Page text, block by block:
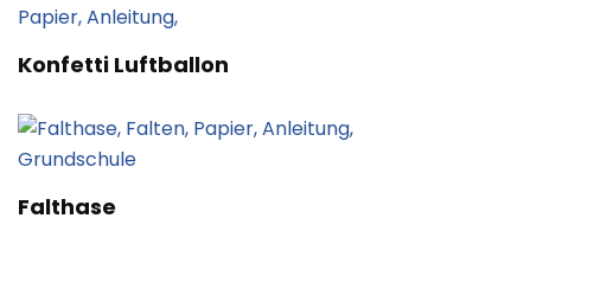
Konfetti Luftballon
Falthase